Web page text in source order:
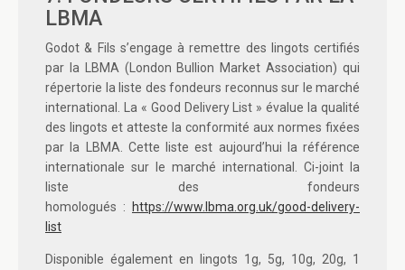
LBMA
Godot & Fils s’engage à remettre des lingots certifiés
par la LBMA ( London Bullion Market Association) qui
répertorie la liste des fondeurs reconnus sur le marché
international. La « Good Delivery List » évalue la qualité
des lingots et atteste la conformité aux normes fixées
par la LBMA. Cette liste est aujourd’hui la référence
internationale sur le marché international. Ci-joint la
liste des fondeurs
homologués :
https://www.lbma.org.uk/good-delivery-
list
Disponible également en lingots 1g, 5g, 10g, 20g, 1